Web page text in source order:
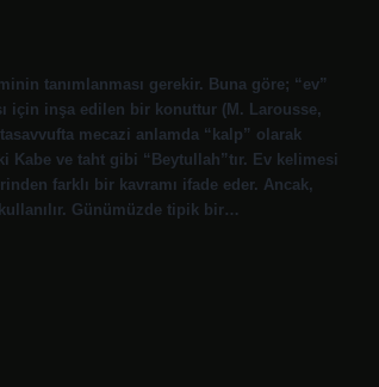
tanımlanması gerekir. Buna göre; “ev”
için inşa edilen bir konuttur (M. Larousse,
mecazi anlamda “kalp” olarak
Kabe ve taht gibi “Beytullah”tır. Ev kelimesi
farklı bir kavramı ifade eder. Ancak,
Günümüzde tipik bir…